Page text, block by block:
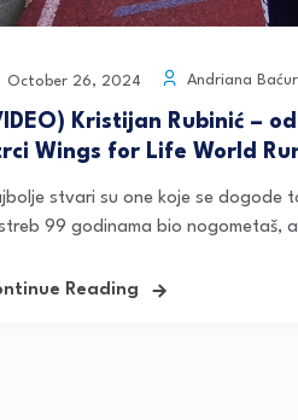
October 26, 2024 Andriana
Kristijan Rubinić –
Wings for Life World
stvari su one koje se dogode
99 godinama bio nogometaš,
Reading